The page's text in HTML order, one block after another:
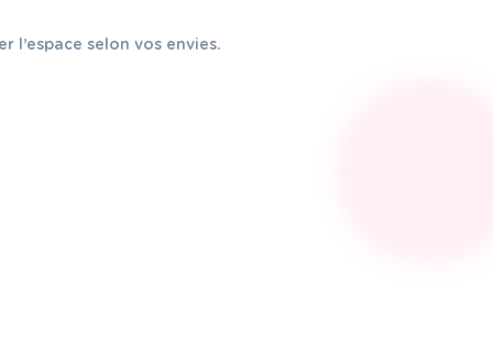
selon vos envies.